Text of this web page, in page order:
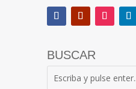
BUSCAR